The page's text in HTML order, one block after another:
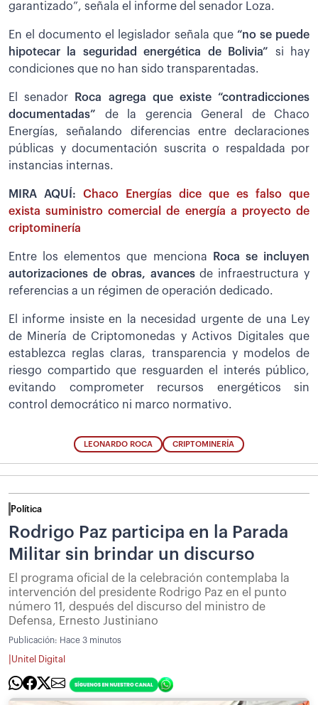
garantizado”, señala el informe del senador Loza.
En el documento el legislador señala que “no se puede
hipotecar la seguridad energética de Bolivia” si hay
condiciones que no han sido transparentadas.
El senador
Roca agrega que existe “contradicciones
documentadas” de la gerencia General de Chaco
Energías, señalando diferencias entre declaraciones
públicas y documentación suscrita o respaldada por
instancias internas.
MIRA AQUÍ: Chaco Energías dice que es falso que
exista suministro comercial de energía a proyecto de
criptominería
Entre los elementos que menciona
Roca se incluyen
autorizaciones de obras, avancesde infraestructura y
referencias a un régimen de operación dedicado.
El informe insiste en la necesidad urgente de una Ley
de Minería de Criptomonedas y Activos Digitales que
establezca reglas claras, transparencia y modelos de
riesgo compartido que resguarden el interés público,
evitando comprometer recursos energéticos sin
control democrático ni marco normativo.
LEONARDO ROCA CRIPTOMINERÍA
Política
Rodrigo Paz participa en la Parada
Militar sin brindar un discurso
El programa oficial de la celebración contemplaba la
intervención del presidente Rodrigo Paz en el punto
número 11, después del discurso del ministro de
Defensa, Ernesto Justiniano
Publicación: Hace 3 minutos
Unitel Digital